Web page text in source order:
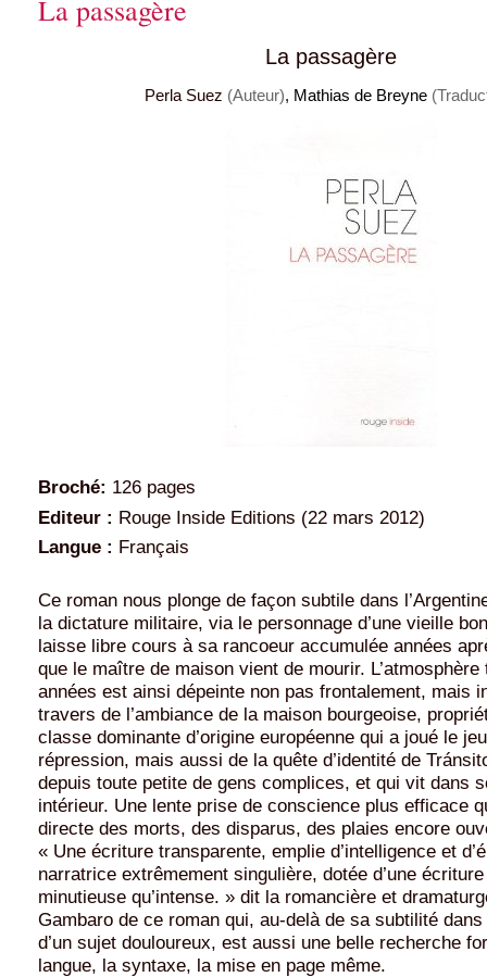
La passagère
La passagère
Perla Suez (Auteur), Mathias de Breyne
Broché: 126 pages
Editeur : Rouge Inside Editions (22 mars 2012)
Langue : Français
Ce roman nous plonge de façon subtile dans
la dictature militaire, via le personnage d’une vieille
laisse libre cours à sa rancoeur accumulée années
que le maître de maison vient de mourir.
années est ainsi dépeinte non pas frontalement, mais
travers de l’ambiance de la maison bourgeoise,
classe dominante d’origine européenne qui a joué le
répression, mais aussi de la quête d’identité de
depuis toute petite de gens complices, et qui vit dans
intérieur. Une lente prise de conscience plus efficace
directe des morts, des disparus, des plaies encore
« Une écriture transparente, emplie d’intelligence et
narratrice extrêmement singulière, dotée d’une
minutieuse qu’intense. » dit la romancière et
Gambaro de ce roman qui, au-delà de sa subtilité
d’un sujet douloureux, est aussi une belle recherche
langue, la syntaxe, la mise en page même.